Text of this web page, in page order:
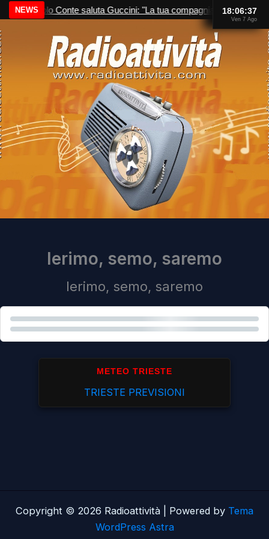
contenuto
18:06:37
Ven 7 Ago
Paolo Conte saluta Guccini: "La tua compagnia mi ha
Ierimo, semo, saremo
Ierimo, semo, saremo
METEO TRIESTE
TRIESTE PREVISIONI
Copyright © 2026 Radioattività | Powered by Tema
WordPress Astra